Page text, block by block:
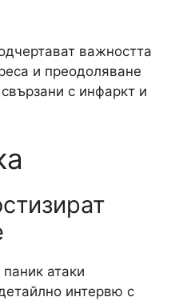
важността
и преодоляване
с инфаркт и
атаки
интервю с